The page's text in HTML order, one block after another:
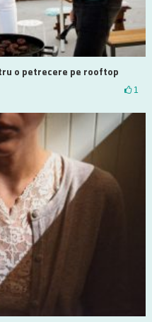
o petrecere pe rooftop
1